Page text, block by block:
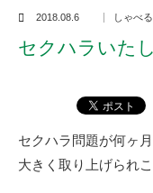
2018.08.6 しゃべ
セクハラいた
セクハラ問題が何ヶ月
大きく取り上げられ